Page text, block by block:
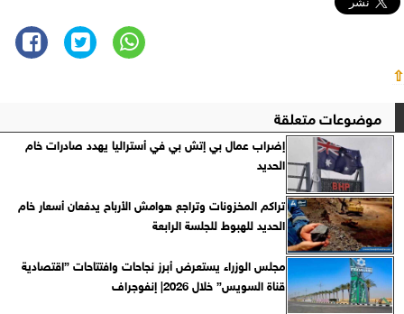
⇧
موضوعات متعلقة
إضراب عمال بي إتش بي في أستراليا يهدد صادرات خام
الحديد
تراكم المخزونات وتراجع هوامش الأرباح يدفعان أسعار خام
الحديد للهبوط للجلسة الرابعة
مجلس الوزراء يستعرض أبرز نجاحات وافتتاحات ”اقتصادية
قناة السويس” خلال 2026| إنفوجراف